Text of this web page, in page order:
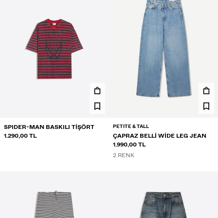
SPIDER-MAN BASKILI TIŞÖRT
1.290,00 TL
PETITE & TALL
ÇAPRAZ BELLI WIDE LEG JEAN
1.990,00 TL
2 RENK